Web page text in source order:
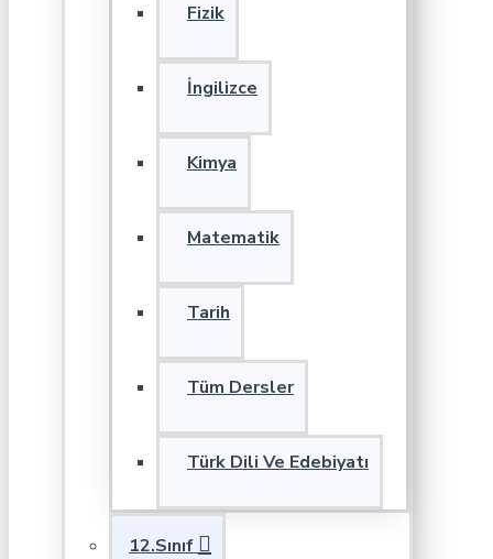
Fizik
İngilizce
Kimya
Matematik
Tarih
Tüm Dersler
Türk Dili Ve Edebiyatı
12.Sınıf